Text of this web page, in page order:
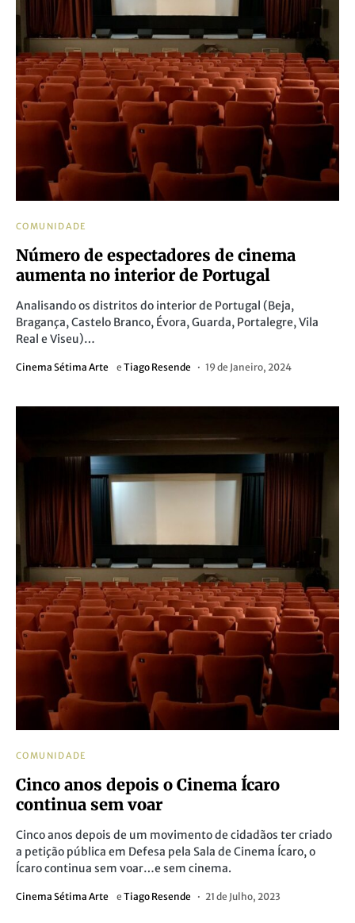
COMUNIDADE
Número de espectadores de cinema
aumenta no interior de Portugal
Analisando os distritos do interior de Portugal (Beja,
Bragança, Castelo Branco, Évora, Guarda, Portalegre, Vila
Real e Viseu)…
Cinema Sétima Arte e Tiago Resende 19 de Janeiro, 2024
COMUNIDADE
Cinco anos depois o Cinema Ícaro
continua sem voar
Cinco anos depois de um movimento de cidadãos ter criado
a petição pública em Defesa pela Sala de Cinema Ícaro, o
Ícaro continua sem voar…e sem cinema.
Cinema Sétima Arte e Tiago Resende 21 de Julho, 2023